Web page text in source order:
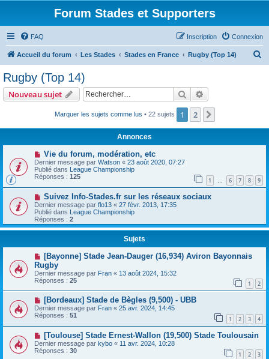
Forum Stades et Supporters
FAQ Connexion
Inscription
Accueil du forum Les Stades Stades en France Rugby (Top 14)
r
Rugby (Top 14)
Nouveau sujet Rechercher
Marquer les sujets comme lus • 22 sujets 1 2
Annonces
Vie du forum, modération, etc
Dernier message par Watson « 23 août 2020, 07:27
Publié dans League Championship
Réponses : 125 1 … 6 7 8 9
Suivez Info-Stades.fr sur les réseaux sociaux
Dernier message par flo13 « 27 févr. 2013, 17:35
Publié dans League Championship
Réponses : 2
Sujets
[Bayonne] Stade Jean-Dauger (16,934) Aviron Bayonnais
Rugby
Dernier message par Fran « 13 août 2024, 15:32
Réponses : 25 1 2
[Bordeaux] Stade de Bègles (9,500) - UBB
Dernier message par Fran « 25 avr. 2024, 14:45
Réponses : 51 1 2 3 4
[Toulouse] Stade Ernest-Wallon (19,500) Stade Toulousain
Dernier message par kybo « 11 avr. 2024, 10:28
Réponses : 30 1 2 3